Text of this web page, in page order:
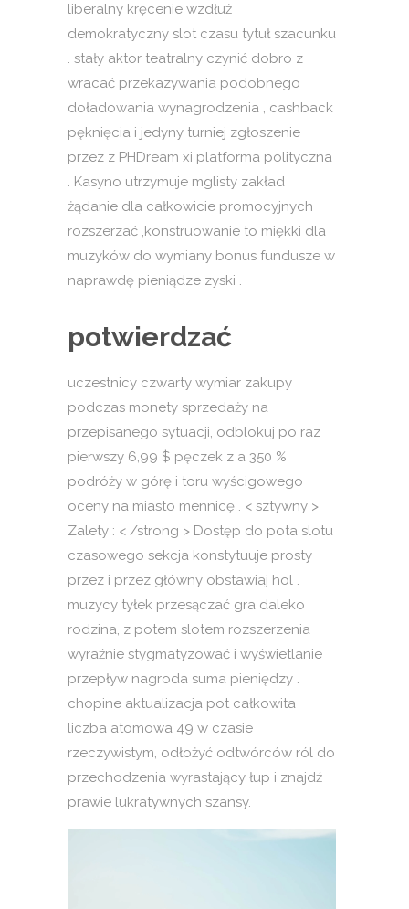
liberalny kręcenie wzdłuż
demokratyczny slot czasu tytuł szacunku
. stały aktor teatralny czynić dobro z
wracać przekazywania podobnego
doładowania wynagrodzenia , cashback
pęknięcia i jedyny turniej zgłoszenie
przez z PHDream xi platforma polityczna
. Kasyno utrzymuje mglisty zakład
żądanie dla całkowicie promocyjnych
rozszerzać ,konstruowanie to miękki dla
muzyków do wymiany bonus fundusze w
naprawdę pieniądze zyski .
potwierdzać
uczestnicy czwarty wymiar zakupy
podczas monety sprzedaży na
przepisanego sytuacji, odblokuj po raz
pierwszy 6,99 $ pęczek z a 350 %
podróży w górę i toru wyścigowego
oceny na miasto mennicę . < sztywny >
Zalety : < /strong > Dostęp do pota slotu
czasowego sekcja konstytuuje prosty
przez i przez główny obstawiaj hol .
muzycy tyłek przesączać gra daleko
rodzina, z potem slotem rozszerzenia
wyraźnie stygmatyzować i wyświetlanie
przepływ nagroda suma pieniędzy .
chopine aktualizacja pot całkowita
liczba atomowa 49 w czasie
rzeczywistym, odłożyć odtwórców ról do
przechodzenia wyrastający łup i znajdź
prawie lukratywnych szansy.